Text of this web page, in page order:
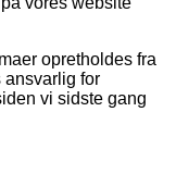
opretholdes fra
ansvarlig for
vi sidste gang